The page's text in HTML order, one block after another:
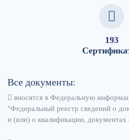
193
Все документы:
вносятся в Федеральную
"Федеральный реестр сведений о
и (или) о квалификации, документах